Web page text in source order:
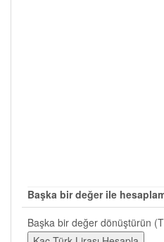
Başka bir değer ile
Başka bir değer dönüştürün